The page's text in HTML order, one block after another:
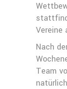
Vereine
Nach
Team